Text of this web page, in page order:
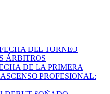
DEL TORNEO
ÁRBITROS
DE LA PRIMERA
PROFESIONAL: